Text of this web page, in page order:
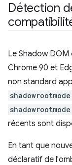
Détection
Le Shadow
Chrome 90 et
non standard
shadowrootmode
shadowrootmode
récents sont
En tant que
déclaratif de